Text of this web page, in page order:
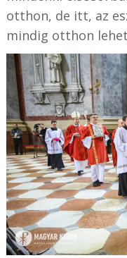
otthon, de itt, az
mindig otthon